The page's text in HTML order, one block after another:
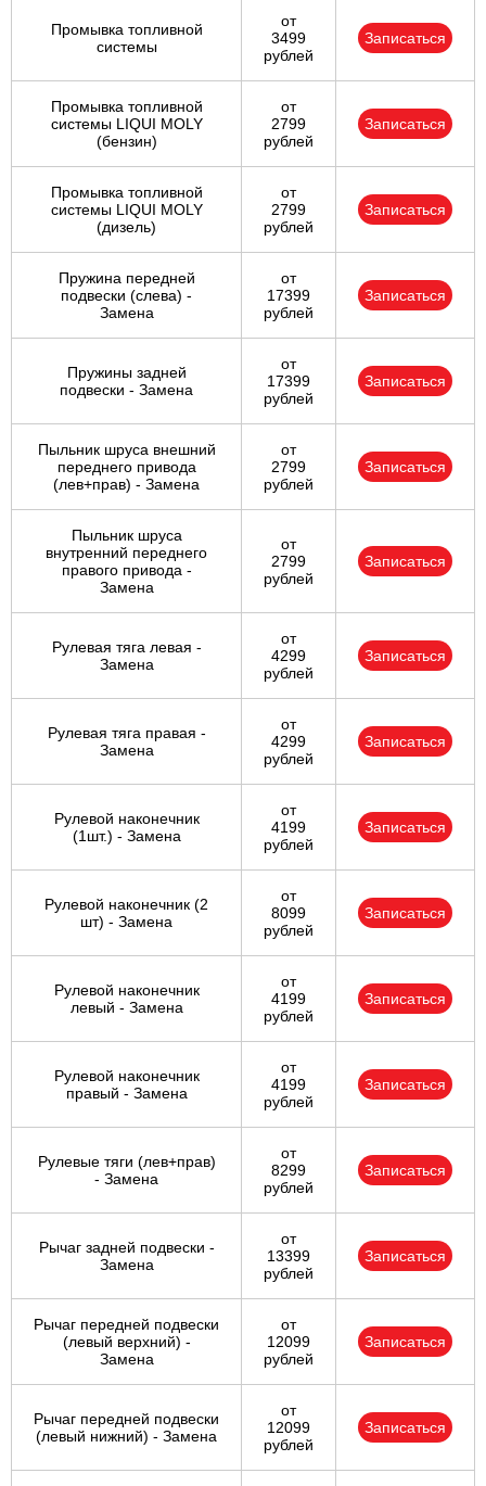
Промывка топливной
системы
от
3499
рублей
Записаться
Промывка топливной
системы LIQUI MOLY
(бензин)
от
2799
рублей
Записаться
Промывка топливной
системы LIQUI MOLY
(дизель)
от
2799
рублей
Записаться
Пружина передней
подвески (слева) -
Замена
от
17399
рублей
Записаться
Пружины задней
подвески - Замена
от
17399
рублей
Записаться
Пыльник шруса внешний
переднего привода
(лев+прав) - Замена
от
2799
рублей
Записаться
Пыльник шруса
внутренний переднего
правого привода -
Замена
от
2799
рублей
Записаться
Рулевая тяга левая -
Замена
от
4299
рублей
Записаться
Рулевая тяга правая -
Замена
от
4299
рублей
Записаться
Рулевой наконечник
(1шт.) - Замена
от
4199
рублей
Записаться
Рулевой наконечник (2
шт) - Замена
от
8099
рублей
Записаться
Рулевой наконечник
левый - Замена
от
4199
рублей
Записаться
Рулевой наконечник
правый - Замена
от
4199
рублей
Записаться
Рулевые тяги (лев+прав)
- Замена
от
8299
рублей
Записаться
Рычаг задней подвески -
Замена
от
13399
рублей
Записаться
Рычаг передней подвески
(левый верхний) -
Замена
от
12099
рублей
Записаться
Рычаг передней подвески
(левый нижний) - Замена
от
12099
рублей
Записаться